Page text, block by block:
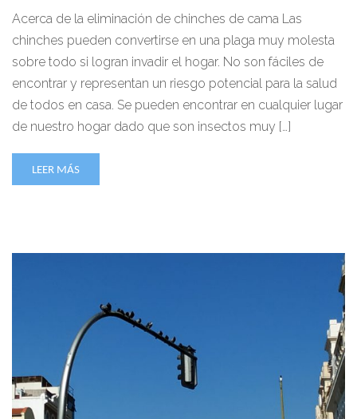
Acerca de la eliminación de chinches de cama Las
chinches pueden convertirse en una plaga muy molesta
sobre todo si logran invadir el hogar. No son fáciles de
encontrar y representan un riesgo potencial para la salud
de todos en casa. Se pueden encontrar en cualquier lugar
de nuestro hogar dado que son insectos muy […]
LEER MÁS